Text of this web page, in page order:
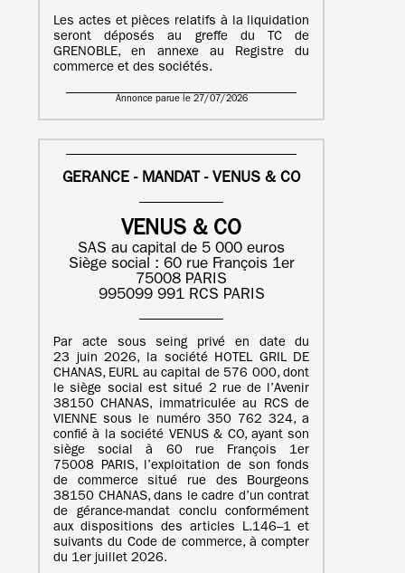
Les actes et pièces relatifs à la liquidation
seront déposés au greffe du TC de
GRENOBLE, en annexe au Registre du
commerce et des sociétés.
Annonce parue le 27/07/2026
GERANCE - MANDAT - VENUS & CO
VENUS & CO
SAS au capital de 5 000 euros
Siège social : 60 rue François 1er
75008 PARIS
995099 991 RCS PARIS
Par acte sous seing privé en date du
23 juin 2026, la société HOTEL GRIL DE
CHANAS, EURL au capital de 576 000, dont
le siège social est situé 2 rue de l’Avenir
38150 CHANAS, immatriculée au RCS de
VIENNE sous le numéro 350 762 324, a
confié à la société VENUS & CO, ayant son
siège social à 60 rue François 1er
75008 PARIS, l’exploitation de son fonds
de commerce situé rue des Bourgeons
38150 CHANAS, dans le cadre d’un contrat
de gérance-mandat conclu conformément
aux dispositions des articles L.146–1 et
suivants du Code de commerce, à compter
du 1er juillet 2026.